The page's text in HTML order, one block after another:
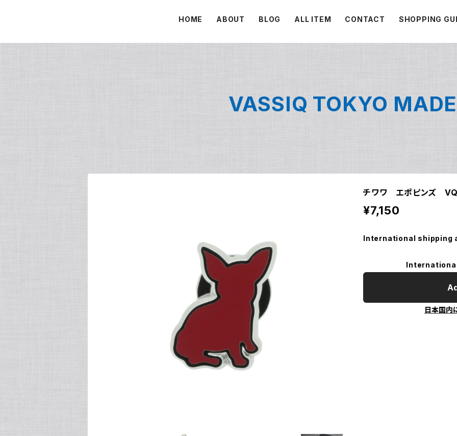
HOME ABOUT BLOG ALL ITEM CONTACT SHOPPING
VASSIQ TOKYO MADE
チワワ エポピンズ
¥7,150
International shipping
日本国内